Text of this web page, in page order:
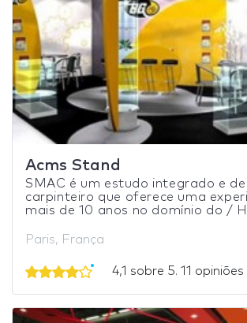
Acms Stand
SMAC é um estudo integrado e de
carpinteiro que oferece uma
mais de 10 anos no domínio do /
Paris, França
4,1 sobre 5. 11 opiniões